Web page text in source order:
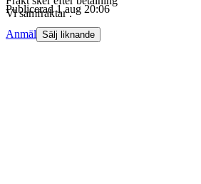
Vi samfraktar .
Publicerad 1 aug 20:06
Anmäl Sälj liknande